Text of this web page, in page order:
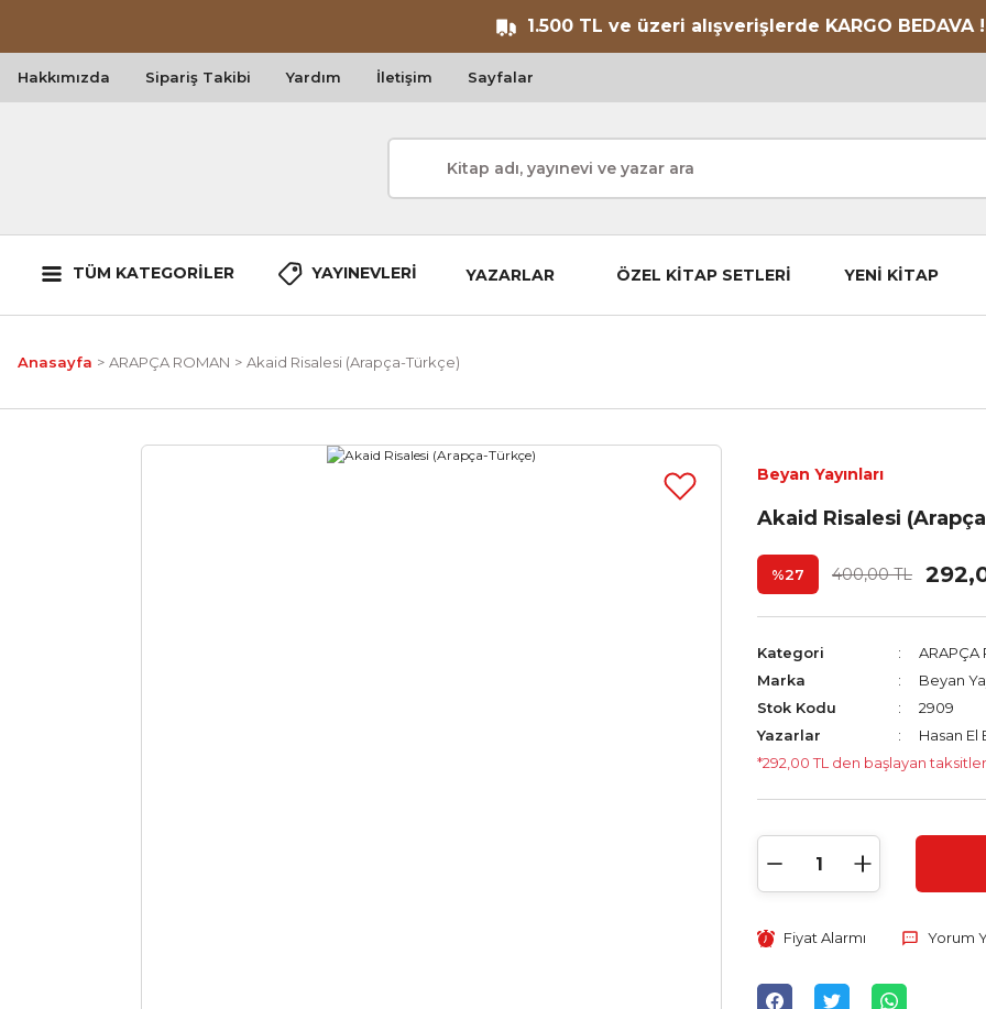
1.500 TL ve üzeri alışverişlerde KARGO BEDAVA !
Hakkımızda Sipariş Takibi Yardım İletişim Sayfalar
TÜM KATEGORİLER YAYINEVLERİ YAZARLAR ÖZEL KİTAP SETLERİ YENİ KİTAP
Anasayfa ARAPÇA ROMAN Akaid Risalesi (Arapça-Türkçe)
Beyan Yayınları
Akaid Risalesi
%27 400,00 TL
Kategori ARAPÇA
Marka
Beyan
Stok Kodu
2909
Yazarlar
Hasan El
*292,00 TL den başlayan
Fiyat Alarmı Yorum